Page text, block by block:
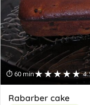
⏱ 60 min★★★★★
Rabarber cake